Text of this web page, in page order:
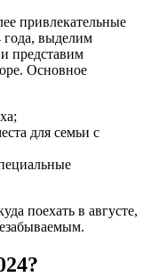
привлекательные
года, выделим
представим
Основное
для семьи с
поехать в августе,